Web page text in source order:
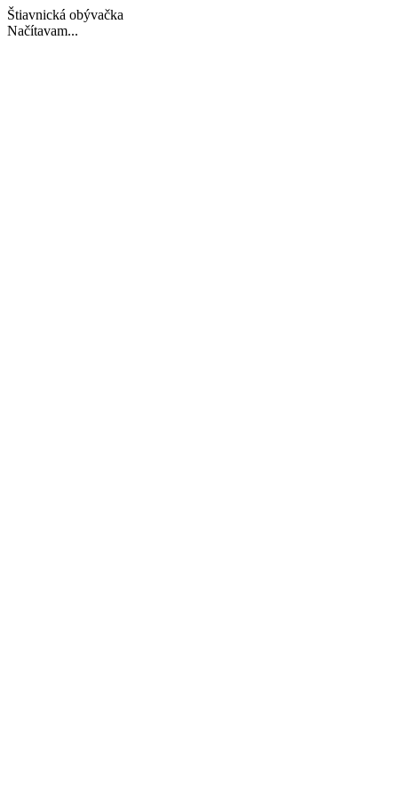
Štiavnická obývačka
Načítavam...